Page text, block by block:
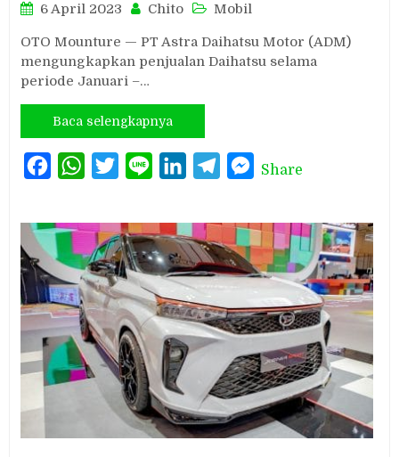
6 April 2023 Chito Mobil
OTO Mounture — PT Astra Daihatsu Motor (ADM)
mengungkapkan penjualan Daihatsu selama
periode Januari –…
Baca selengkapnya
FacebookWhatsAppTwitterLine LinkedInTelegramMessenger
Share